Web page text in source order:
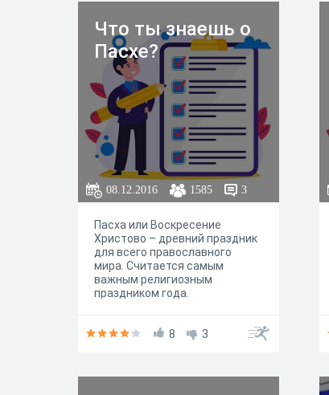
Что ты знаешь о
Пасхе?
08.12.2016 1585 3
Пасха или Воскресение
Христово – древний праздник
для всего православного
мира. Считается самым
важным религиозным
праздником года.
8 3